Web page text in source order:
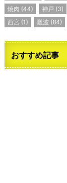
焼肉 (44) 神戸 (3)
西宮(1) 難波 (84)
おすすめ記事